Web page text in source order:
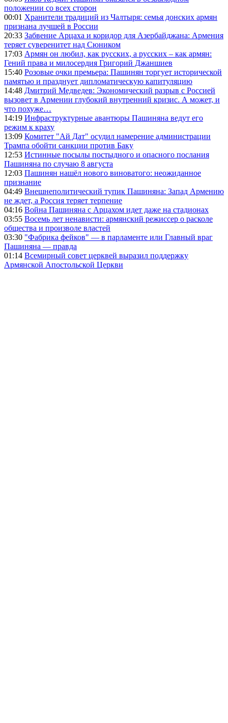
положении со всех сторон
00:01 Хранители традиций из Чалтыря: семья донских армян
признана лучшей в России
20:33 Забвение Арцаха и коридор для Азербайджана: Армения
теряет суверенитет над Сюником
17:03 Армян он любил, как русских, а русских – как армян:
Гений права и милосердия Григорий Джаншиев
15:40 Розовые очки премьера: Пашинян торгует исторической
памятью и празднует дипломатическую капитуляцию
14:48 Дмитрий Медведев: Экономический разрыв с Россией
вызовет в Армении глубокий внутренний кризис. А может, и
что похуже…
14:19 Инфраструктурные авантюры Пашиняна ведут его
режим к краху
13:09 Комитет "Ай Дат" осудил намерение администрации
Трампа обойти санкции против Баку
12:53 Истинные посылы постыдного и опасного послания
Пашиняна по случаю 8 августа
12:03 Пашинян нашёл нового виноватого: неожиданное
признание
04:49 Внешнеполитический тупик Пашиняна: Запад Армению
не ждет, а Россия теряет терпение
04:16 Война Пашиняна с Арцахом идет даже на стадионах
03:55 Восемь лет ненависти: армянский режиссер о расколе
общества и произволе властей
03:30 "Фабрика фейков" — в парламенте или Главный враг
Пашиняна — правда
01:14 Всемирный совет церквей выразил поддержку
Армянской Апостольской Церкви